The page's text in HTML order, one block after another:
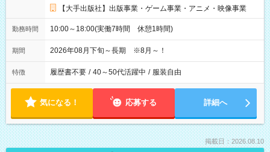
【大手出版社】出版事業・ゲーム事業・アニメ・映像事業
勤務時間 10:00～18:00(実働7時間 休憩1時間)
期間 2026年08月下旬～長期 ※8月～！
特徴 履歴書不要 / 40～50代活躍中 / 服装自由
気になる！ 応募する 詳細へ
掲載日：2026.08.10